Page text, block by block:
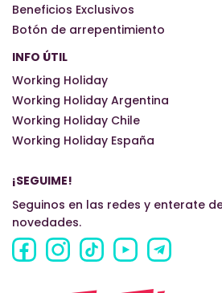
Beneficios Exclusivos
Botón de arrepentimiento
INFO ÚTIL
Working Holiday
Working Holiday Argentina
Working Holiday Chile
Working Holiday España
¡SEGUIME!
Seguinos en las redes y enterate
novedades.